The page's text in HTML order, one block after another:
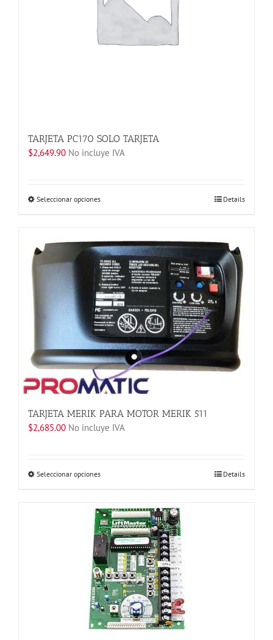
TARJETA PC170 SOLO TARJETA
$2,649.90 No incluye IVA
Seleccionar opcionesEste
múltiples
variantes.
Las
opciones
se
pueden
elegir
en
la
página
producto
Details
TARJETA MERIK PARA MOTOR MERIK 511
$2,685.00 No incluye IVA
Seleccionar opcionesEste
múltiples
variantes.
Las
opciones
se
pueden
elegir
en
la
Details